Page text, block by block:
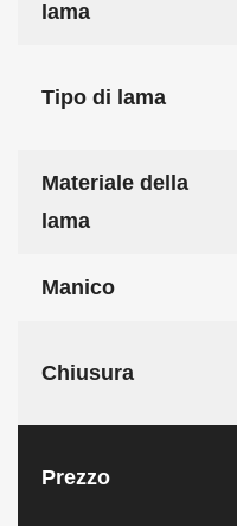
lama
Tipo di lama
Materiale della
lama
Manico
Chiusura
Prezzo